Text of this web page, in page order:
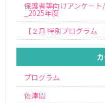
保護者等向けアンケー
_2025年度
【２月 特別プログラム
プログラム
佐津間